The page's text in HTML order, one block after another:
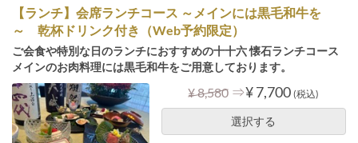
【ランチ】会席ランチコース ～メインには黒毛和牛を
～ 乾杯ドリンク付き（Web予約限定）
ご会食や特別な日のランチにおすすめの十十六 懐石ランチコース
メインのお肉料理には黒毛和牛をご用意しております。
¥ 8,580 ⇒¥ 7,700 (税込)
選択する